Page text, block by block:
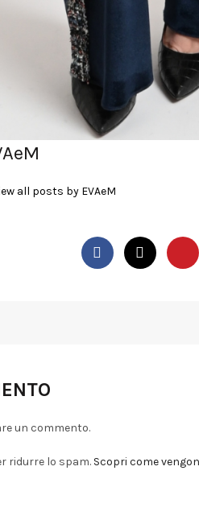
all posts by EVAeM
un commento.
ridurre lo spam. Scopri come